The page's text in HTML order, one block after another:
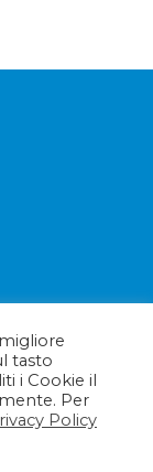
tasto
i Cookie il
Per
Policy